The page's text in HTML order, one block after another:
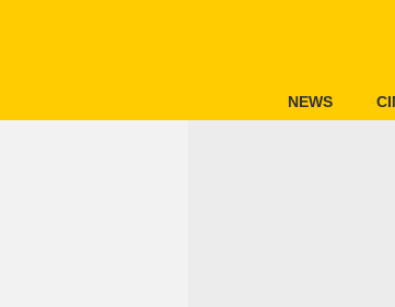
NEWS